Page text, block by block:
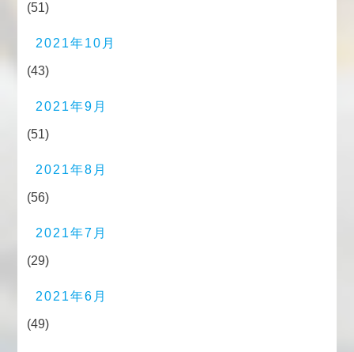
(51)
2021年10月
(43)
2021年9月
(51)
2021年8月
(56)
2021年7月
(29)
2021年6月
(49)